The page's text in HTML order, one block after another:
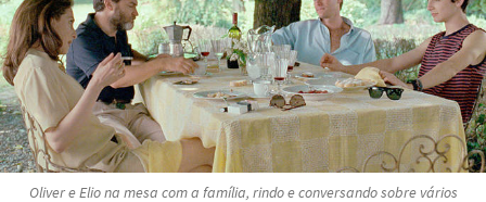
Oliver e Elio na mesa com a família, rindo e conversando sobre vários